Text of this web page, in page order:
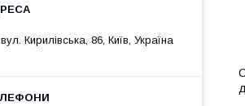
вул. Кирилівська, 86, Київ, Україна